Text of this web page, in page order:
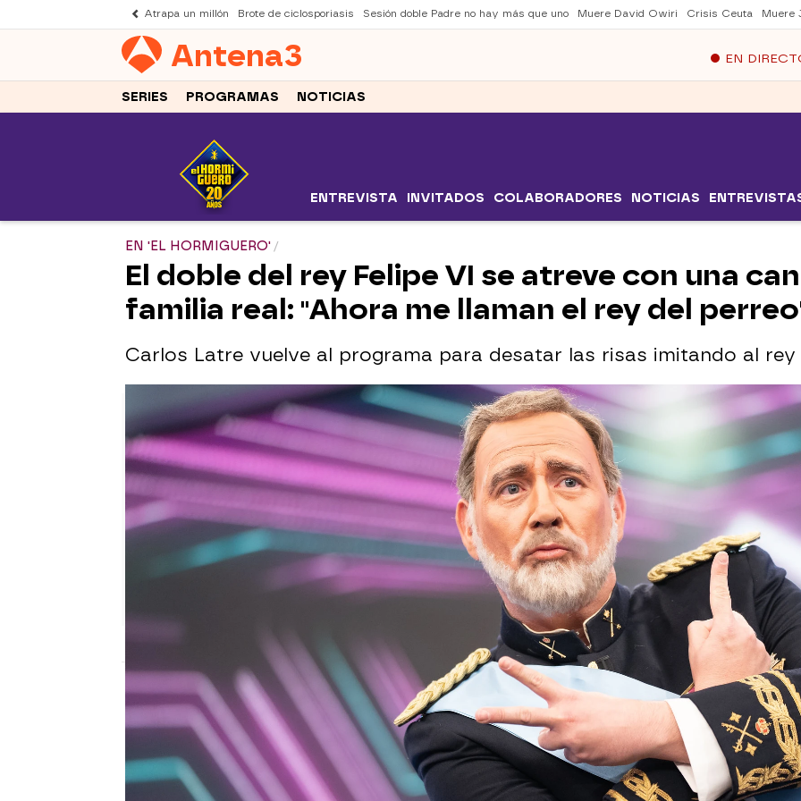
Atrapa un millón Brote de ciclosporiasis Sesión doble Padre no hay más que uno Muere David Owiri Crisis Ceuta Muere
Antena3 EN
SERIES PROGRAMAS NOTICIAS
ENTREVISTA INVITADOS COLABORADORES NOTICIAS
EN 'EL HORMIGUERO'
El doble del rey Felipe VI se atreve con una
familia real: "Ahora me llaman el rey del
Carlos Latre vuelve al programa para desatar las risas imitando al rey
El Hormiguero
Madrid
Publicado: 26 de octubre de 2022, 22:53
Whatsapp
Facebook
Carlos Latre ha entrado en 'El Hormiguero
' como doble del rey
Felipe VI y lo ha hecho a las mil maravillas. El cómico ha